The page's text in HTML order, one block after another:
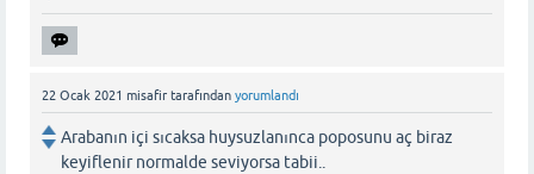
22 Ocak 2021 misafir tarafından yorumlandı
Arabanın içi sıcaksa huysuzlanınca poposunu aç biraz
keyiflenir normalde seviyorsa tabii..